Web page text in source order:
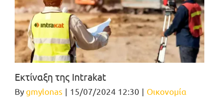
Εκτίναξη της Intrakat
Bygmylonas | 15/07/2024 12:30 | Οικονομία